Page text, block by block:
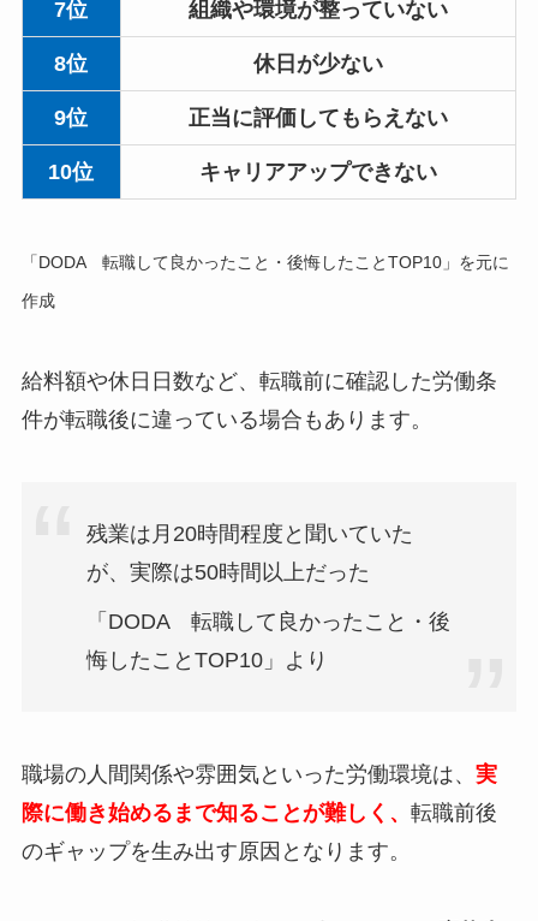
7位 組織や環境が整っていない
8位 休日が少ない
9位 正当に評価してもらえない
10位 キャリアアップできない
「DODA 転職して良かったこと・後悔したことTOP10」を元に
作成
給料額や休日日数など、転職前に確認した労働条
件が転職後に違っている場合もあります。
残業は月20時間程度と聞いていた
が、実際は50時間以上だった
「DODA 転職して良かったこと・後
悔したことTOP10」より
職場の人間関係や雰囲気といった労働環境は、 実
際に働き始めるまで知ることが難しく、 転職前後
のギャップを生み出す原因となります。